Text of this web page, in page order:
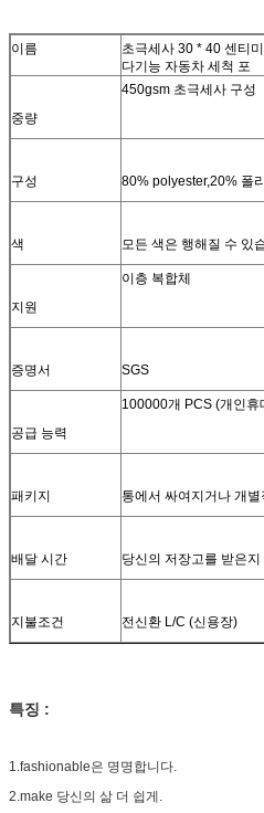
이름
초극세사 30 * 40 센티
다기능 자동차 세척 포
중량
450gsm 초극세사 구성
구성 80% polyester,20% 폴
색 모든 색은 행해질 수 있
지원
이층 복합체
증명서 SGS
공급 능력
100000개 PCS (개인휴
패키지 통에서 싸여지거나 개
배달 시간 당신의 저장고를 받은
지불조건 전신환 L/C (신용장)
특징 :
1.fashionable은 명명합니다.
2.make 당신의 삶 더 쉽게.